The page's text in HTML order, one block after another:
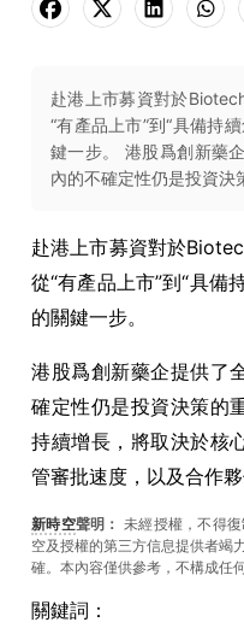
赴港上市募資對於
“有產品上市”到“具備持
鍵一步。 港股爲創新藥
內的不確定性仍是投資決
赴港上市募資對於
從“有產品上市”到“具備
的關鍵一步。
港股爲創新藥企提供了
確定性仍是投資決策的
持續增長，將取決於核
管審批速度，以及合作
新時空聲明： 未經授權，不得
空及授權的第三方信息提供者竭
確。本內容僅供參考，不構成任
關鍵詞：